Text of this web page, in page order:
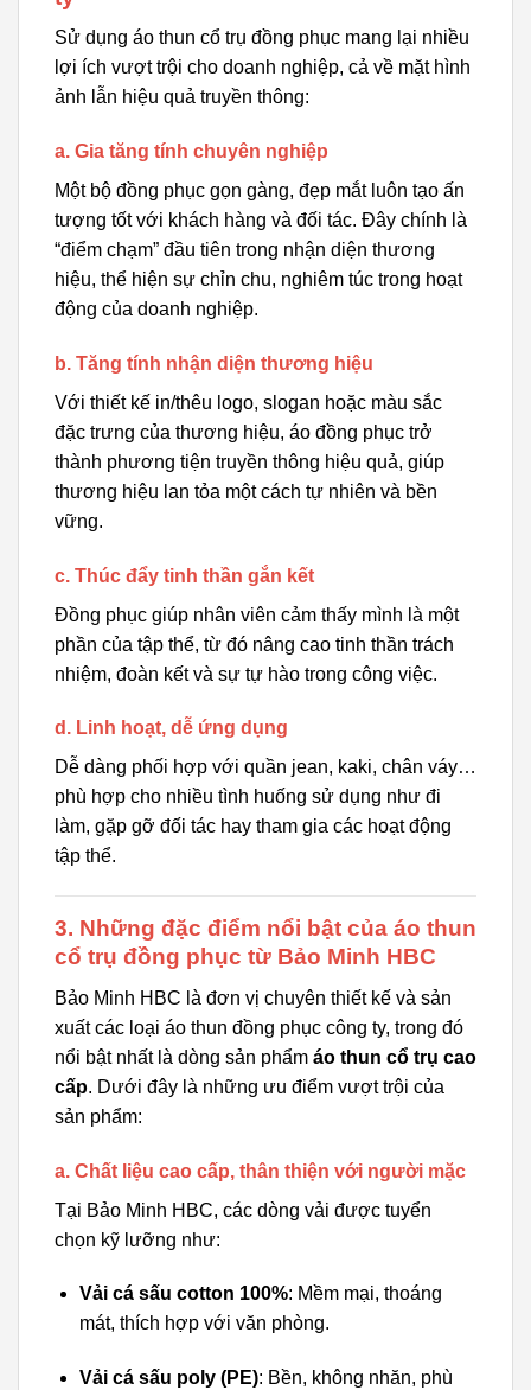
Sử dụng áo thun cổ trụ đồng phục mang lại nhiều
lợi ích vượt trội cho doanh nghiệp, cả về mặt hình
ảnh lẫn hiệu quả truyền thông:
a. Gia tăng tính chuyên nghiệp
Một bộ đồng phục gọn gàng, đẹp mắt luôn tạo ấn
tượng tốt với khách hàng và đối tác. Đây chính là
“điểm chạm” đầu tiên trong nhận diện thương
hiệu, thể hiện sự chỉn chu, nghiêm túc trong hoạt
động của doanh nghiệp.
b. Tăng tính nhận diện thương hiệu
Với thiết kế in/thêu logo, slogan hoặc màu sắc
đặc trưng của thương hiệu, áo đồng phục trở
thành phương tiện truyền thông hiệu quả, giúp
thương hiệu lan tỏa một cách tự nhiên và bền
vững.
c. Thúc đẩy tinh thần gắn kết
Đồng phục giúp nhân viên cảm thấy mình là một
phần của tập thể, từ đó nâng cao tinh thần trách
nhiệm, đoàn kết và sự tự hào trong công việc.
d. Linh hoạt, dễ ứng dụng
Dễ dàng phối hợp với quần jean, kaki, chân váy…
phù hợp cho nhiều tình huống sử dụng như đi
làm, gặp gỡ đối tác hay tham gia các hoạt động
tập thể.
3. Những đặc điểm nổi bật của áo thun
cổ trụ đồng phục từ Bảo Minh HBC
Bảo Minh HBC là đơn vị chuyên thiết kế và sản
xuất các loại áo thun đồng phục công ty, trong đó
nổi bật nhất là dòng sản phẩm áo thun cổ trụ cao
cấp. Dưới đây là những ưu điểm vượt trội của
sản phẩm:
a. Chất liệu cao cấp, thân thiện với người mặc
Tại Bảo Minh HBC, các dòng vải được tuyển
chọn kỹ lưỡng như:
Vải cá sấu cotton 100%: Mềm mại, thoáng
mát, thích hợp với văn phòng.
Vải cá sấu poly (PE): Bền, không nhăn, phù